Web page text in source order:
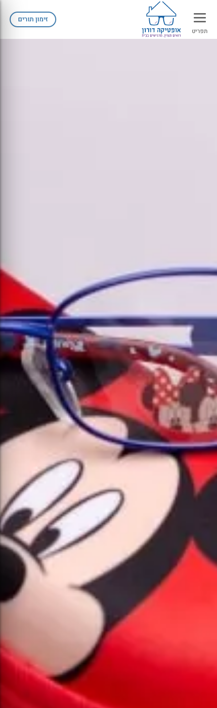
זימון תורים
תפריט